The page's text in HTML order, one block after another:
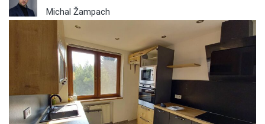
Michal Žampach